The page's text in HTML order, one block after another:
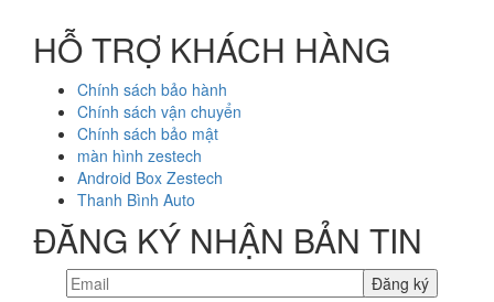
HỖ TRỢ KHÁCH HÀNG
Chính sách bảo hành
Chính sách vận chuyển
Chính sách bảo mật
màn hình zestech
Android Box Zestech
Thanh Bình Auto
ĐĂNG KÝ NHẬN BẢN TIN